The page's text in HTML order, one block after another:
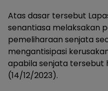
Atas dasar tersebut
senantiasa melaksakan
pemeliharaan senjata
mengantisipasi
apabila senjata tersebut
(14/12/2023).